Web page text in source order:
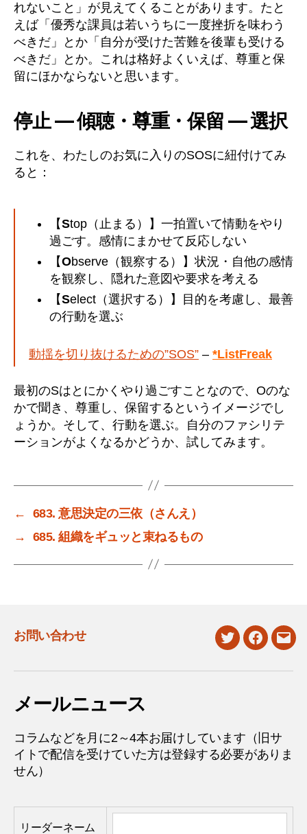
れないこと」が見えてくることがあります。たと
えば「優秀な課員は若いうちに一度挫折を味わう
べきだ」とか「自分が受けた苦難を後輩も受ける
べきだ」とか。これは格好よくいえば、尊重と保
留にほかならないと思います。
停止 ― 傾聴・尊重・保留 ― 選択
これを、わたしのお気に入りのSOSに紐付けてみ
ると：
【Stop（止まる）】一拍置いて情動をやり
過ごす。感情にまかせて反応しない
【Observe（観察する）】状況・自他の感情
を観察し、隠れた意図や要求を考える
【Select（選択する）】目的を考慮し、最善
の行動を選ぶ
動揺を切り抜けるための”SOS” – *ListFreak
最初のSはとにかくやり過ごすことなので、Oのな
かで聞き、尊重し、保留するというイメージでし
ょうか。そして、行動を選ぶ。自分のファシリテ
ーションがよくなるかどうか、試してみます。
←
683. 意思決定の三依（さんえ）
→
685. 組織をギュッと束ねるもの
お問い合わせ
twitterfacebook
メールニュース
コラムなどを月に2～4本お届けしています（旧サ
イトで配信を受けていた方は登録する必要がありま
せん）
リーダーネーム